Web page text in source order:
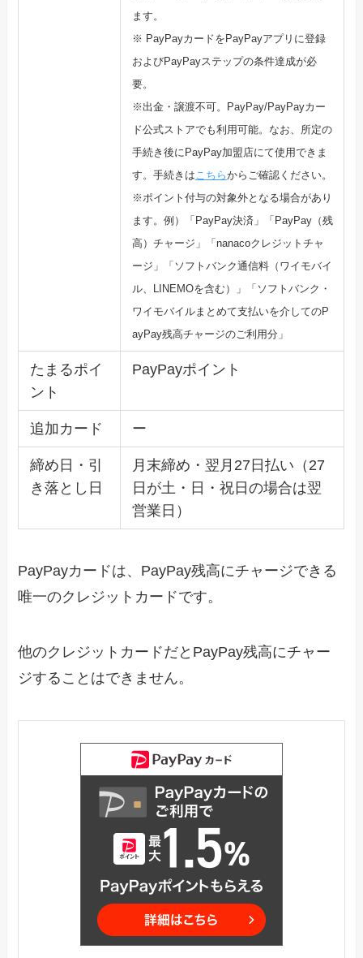
ます。
※ PayPayカードをPayPayアプリに登録
およびPayPayステップの条件達成が必
要。
※出金・譲渡不可。PayPay/PayPayカー
ド公式ストアでも利用可能。なお、所定の
手続き後にPayPay加盟店にて使用できま
す。手続きは こちらからご確認ください。
※ポイント付与の対象外となる場合があり
ます。例）「PayPay決済」「PayPay（残
高）チャージ」「nanacoクレジットチャ
ージ」「ソフトバンク通信料（ワイモバイ
ル、LINEMOを含む）」「ソフトバンク・
ワイモバイルまとめて支払いを介してのP
ayPay残高チャージのご利用分」
たまるポイ
ント
PayPayポイント
追加カード ー
締め日・引
き落とし日
月末締め・翌月27日払い（27
日が土・日・祝日の場合は翌
営業日）
PayPayカードは、PayPay残高にチャージできる
唯一のクレジットカードです。
他のクレジットカードだとPayPay残高にチャー
ジすることはできません。